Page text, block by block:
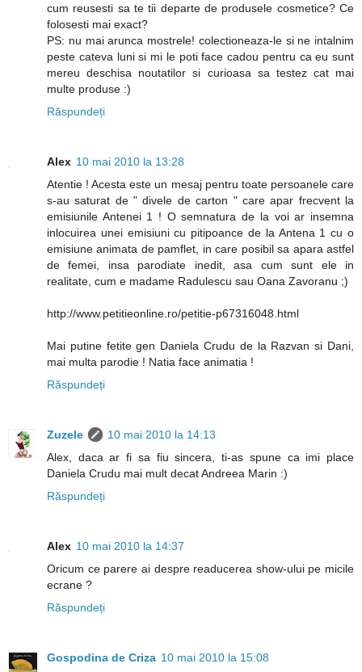
cum reusesti sa te tii departe de produsele cosmetice? Ce
folosesti mai exact?
PS: nu mai arunca mostrele! colectioneaza-le si ne intalnim
peste cateva luni si mi le poti face cadou pentru ca eu sunt
mereu deschisa noutatilor si curioasa sa testez cat mai
multe produse :)
Răspundeți
Alex 10 mai 2010 la 13:28
Atentie ! Acesta este un mesaj pentru toate persoanele care
s-au saturat de " divele de carton " care apar frecvent la
emisiunile Antenei 1 ! O semnatura de la voi ar insemna
inlocuirea unei emisiuni cu pitipoance de la Antena 1 cu o
emisiune animata de pamflet, in care posibil sa apara astfel
de femei, insa parodiate inedit, asa cum sunt ele in
realitate, cum e madame Radulescu sau Oana Zavoranu ;)
http://www.petitieonline.ro/petitie-p67316048.html
Mai putine fetite gen Daniela Crudu de la Razvan si Dani,
mai multa parodie ! Natia face animatia !
Răspundeți
Zuzele
10 mai 2010 la 14:13
Alex, daca ar fi sa fiu sincera, ti-as spune ca imi place
Daniela Crudu mai mult decat Andreea Marin :)
Răspundeți
Alex 10 mai 2010 la 14:37
Oricum ce parere ai despre readucerea show-ului pe micile
ecrane ?
Răspundeți
Gospodina de Criza 10 mai 2010 la 15:08